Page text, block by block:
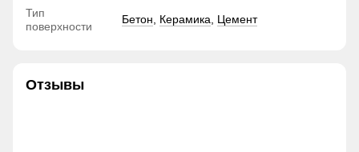
Тип
поверхности
Бетон, Керамика, Цемент
Отзывы